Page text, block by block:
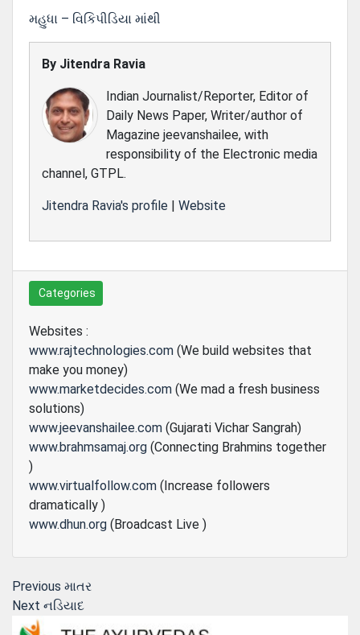
મહુધા – વિકિપીડિયા માંથી
By Jitendra Ravia
Indian Journalist/Reporter, Editor of
Daily News Paper, Writer/author of
Magazine jeevanshailee, with
responsibility of the Electronic media
channel, GTPL.
Jitendra Ravia's profile | Website
Categories
Websites :
www.rajtechnologies.com (We build websites that
make you money)
www.marketdecides.com (We mad a fresh business
solutions)
www.jeevanshailee.com (Gujarati Vichar Sangrah)
www.brahmsamaj.org (Connecting Brahmins together
)
www.virtualfollow.com (Increase followers
dramatically )
www.dhun.org (Broadcast Live )
Post
navigation
Previous Previous
post:
માતર
Next Next
નડિયાદ